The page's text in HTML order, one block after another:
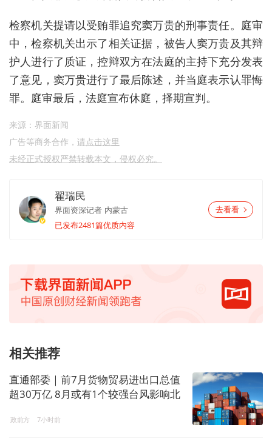
检察机关提请以受贿罪追究窦万贵的刑事责任。庭审
中，检察机关出示了相关证据，被告人窦万贵及其辩
护人进行了质证，控辩双方在法庭的主持下充分发表
了意见，窦万贵进行了最后陈述，并当庭表示认罪悔
罪。庭审最后，法庭宣布休庭，择期宣判。
来源：界面新闻
广告等商务合作， 请点击这里
未经正式授权严禁转载本文，侵权必究。
翟瑞民
界面资深记者 内蒙古
已发布2481篇优质内容
去看看
相关推荐
直通部委｜前7月货物贸易进出口总值
超30万亿 8月或有1个较强台风影响北
政前方 7小时前